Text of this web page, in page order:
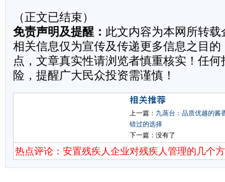
（正文已结束）
免责声明及提醒： 此文内容为本网所转
相关信息仅为宣传及传递更多信息之目
点，文章真实性请浏览者慎重核实！任
险，提醒广大民众投资需谨慎！
上一篇： 九蒸台：品质优越的酱
错过的选择
下一篇：没有了
热点评论：安置残疾人企业对残疾人管理的几个